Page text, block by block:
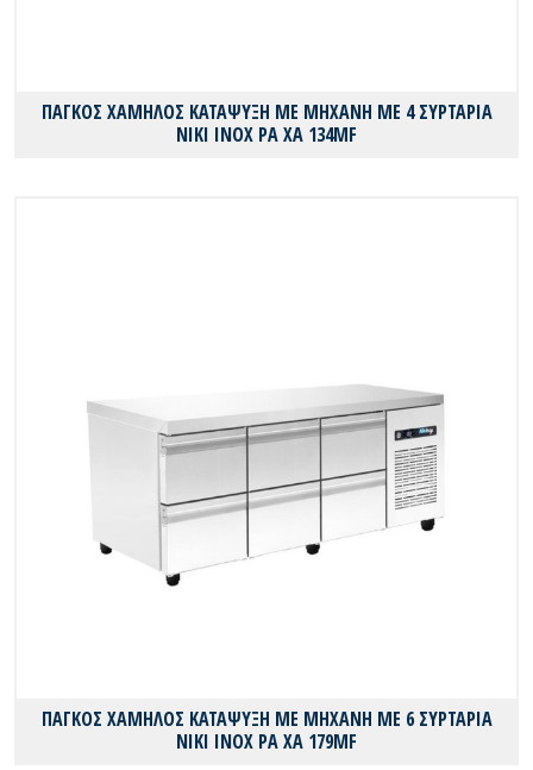
ΠΑΓΚΟΣ ΧΑΜΗΛΟΣ ΚΑΤΑΨΥΞΗ ΜΕ ΜΗΧΑΝΗ ΜΕ 4 ΣΥΡΤΑΡΙΑ
ΝΙΚΙ ΙΝΟΧ PA XA 134MF
ΠΑΓΚΟΣ ΧΑΜΗΛΟΣ ΚΑΤΑΨΥΞΗ ΜΕ ΜΗΧΑΝΗ ΜΕ 6 ΣΥΡΤΑΡΙΑ
ΝΙΚΙ ΙΝΟΧ PA XA 179MF